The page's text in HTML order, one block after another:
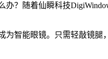
？随着仙瞬科技
智能眼镜。只需轻敲镜腿